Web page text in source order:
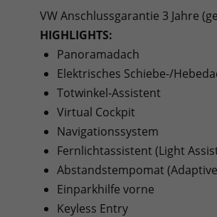
VW Anschlussgarantie 3 Jahre
HIGHLIGHTS:
Panoramadach
Elektrisches Schiebe-/
Totwinkel-Assistent
Virtual Cockpit
Navigationssystem
Fernlichtassistent (Light
Abstandstempomat
Einparkhilfe vorne
Keyless Entry